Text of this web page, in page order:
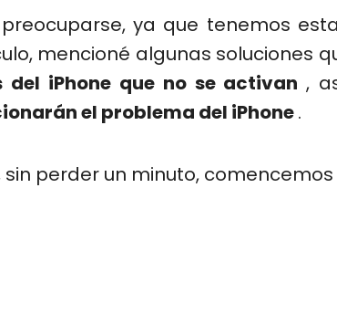
ya que tenemos
mencioné algunas soluciones
del iPhone que no se activan,
el problema del iPhone.
sin perder un minuto,